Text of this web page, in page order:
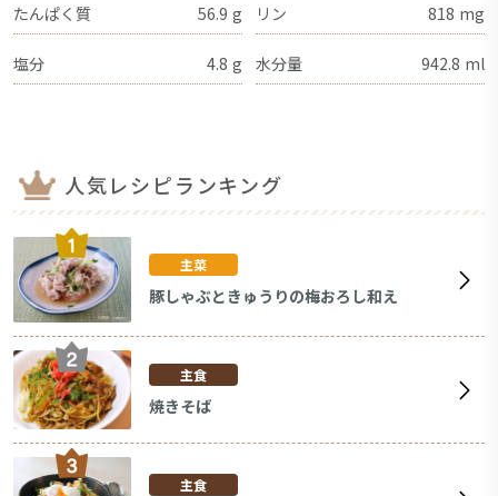
たんぱく質 56.9 g リン 818 mg
塩分 4.8 g 水分量 942.8 ml
人気レシピランキング
主菜
豚しゃぶときゅうりの梅おろし和え
主食
焼きそば
主食